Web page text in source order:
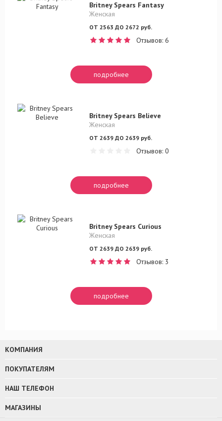
Britney Spears Fantasy
Женская
ОТ 2563 ДО 2672 руб.
Отзывов: 6
подробнее
Britney Spears Believe
Женская
ОТ 2639 ДО 2639 руб.
Отзывов: 0
подробнее
Britney Spears Curious
Женская
ОТ 2639 ДО 2639 руб.
Отзывов: 3
подробнее
КОМПАНИЯ
ПОКУПАТЕЛЯМ
НАШ ТЕЛЕФОН
МАГАЗИНЫ